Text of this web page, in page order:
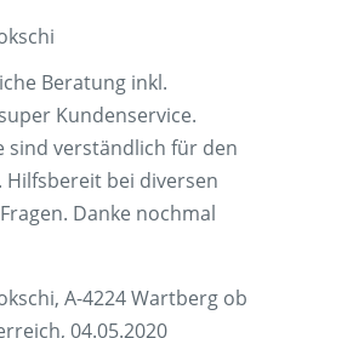
Beratung inkl.
Kundenservice.
sind verständlich für den
Hilfsbereit bei diversen
Danke nochmal
A-4224 Wartberg ob
04.05.2020